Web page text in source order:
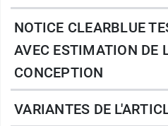
De plus, son écran digital
minutes après avoir fait
s’affiche clairement sur
Aujourd’hui, les tests de
classiques ou digitaux, ils
NOTICE CLEARBLUE
AVEC ESTIMATION DE
CONCEPTION
VARIANTES DE